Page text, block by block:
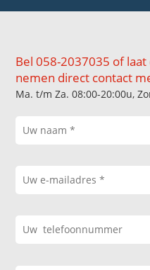
Bel 058-2037035 of
nemen direct contact
Ma. t/m Za. 08:00-20:00u,